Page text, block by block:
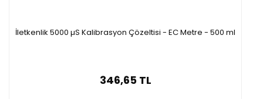
İletkenlik 5000 µS Kalibrasyon Çözeltisi - EC Metre - 500 ml
346,65 TL